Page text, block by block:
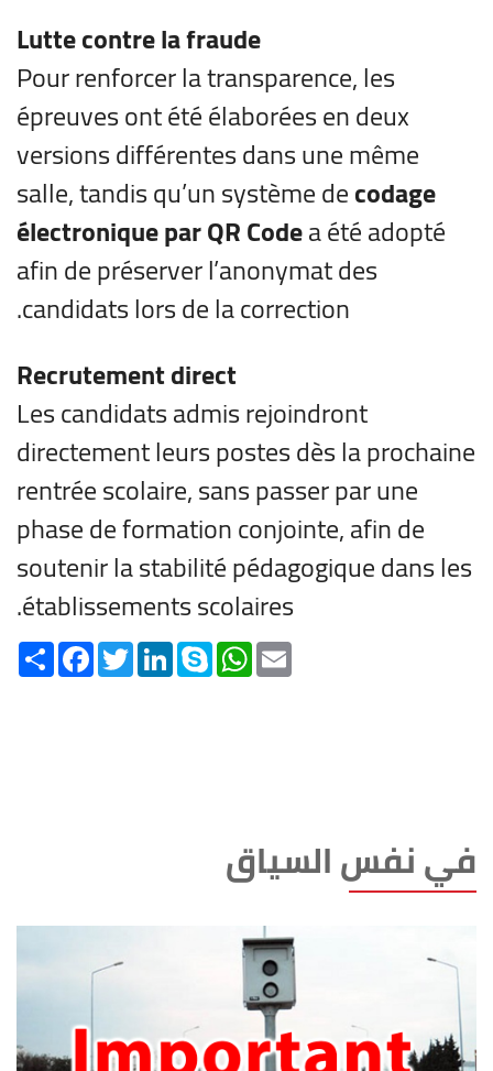
Lutte contre la fraude
Pour renforcer la transparence, les
épreuves ont été élaborées en deux
versions différentes dans une même
salle, tandis qu’un système decodage
électronique par QR Codea été adopté
afin de préserver l’anonymat des
candidats lors de la correction.
Recrutement direct
Les candidats admis rejoindront
directement leurs postes dès la prochaine
rentrée scolaire, sans passer par une
phase de formation conjointe, afin de
soutenir la stabilité pédagogique dans les
établissements scolaires.
Share FacebookTwitterLinkedInSkype WhatsApp
في نفس السياق